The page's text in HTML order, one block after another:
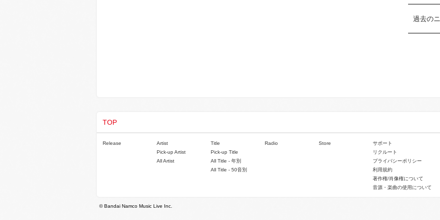
過去の
TOP
Release
Artist
Pick-up Artist
All Artist
Title
Pick-up Title
All Title - 年別
All Title - 50音別
Radio Store
サポート
リクルート
プライバシーポリシー
利用規約
著作権/肖像権について
音源・楽曲の使用について
© Bandai Namco Music Live Inc.